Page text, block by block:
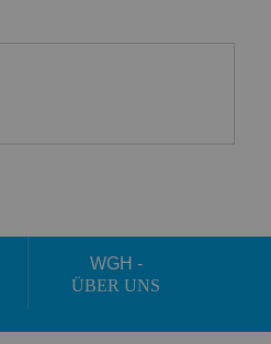
WGH -
ÜBER UNS